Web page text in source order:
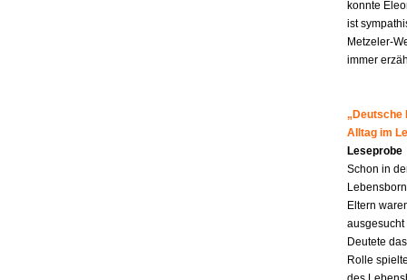
konnte
ist
Metzeler-
immer
„Deutsche
Alltag im
Leseprobe
Schon in
Eltern
Deutete
Rolle